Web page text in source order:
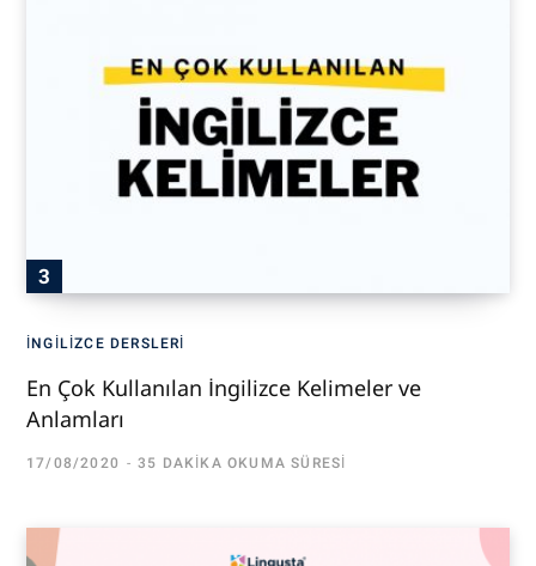
İNGILIZCE DERSLERI
En Çok Kullanılan İngilizce Kelimeler ve
Anlamları
17/08/2020 35 DAKIKA OKUMA SÜRESI